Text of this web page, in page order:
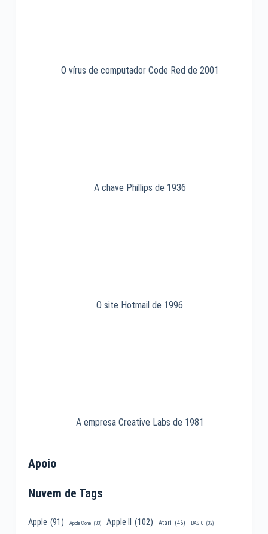
O vírus de computador Code Red de 2001
A chave Phillips de 1936
O site Hotmail de 1996
A empresa Creative Labs de 1981
Apoio
Nuvem de Tags
Apple (91) Apple Clone (33) Apple II (102) Atari (46) BASIC (32)